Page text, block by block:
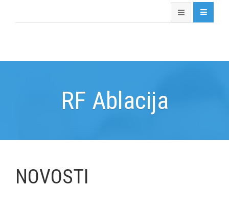
RF Ablacija
NOVOSTI